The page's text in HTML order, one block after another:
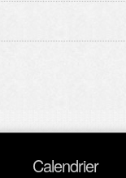
Calendrier